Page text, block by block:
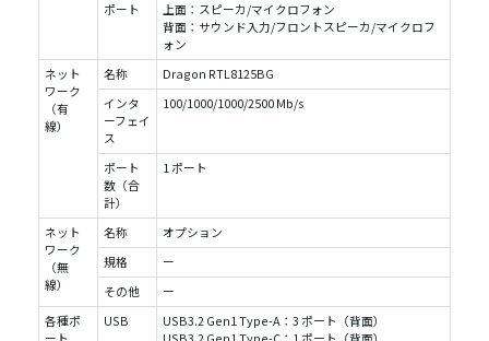
ポート
上面：スピーカ/マイクロフォン
背面：サウンド入力/フロントスピーカ/マイクロフ
ォン
ネット
ワーク
（有
線）
名称
Dragon RTL8125BG
インタ
ーフェイ
ス
100/1000/1000/2500 Mb/s
ポート
数（合
計）
1 ポート
ネット
ワーク
（無
線）
名称
オプション
規格
ー
その他
ー
各種ポ
USB
USB3.2 Gen1 Type-A：3 ポート（背面）